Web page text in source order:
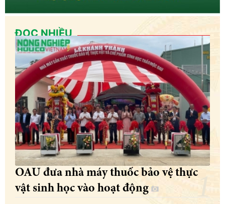
ĐỌC NHIỀU
OAU đưa nhà máy thuốc bảo vệ thực
vật sinh học vào hoạt động